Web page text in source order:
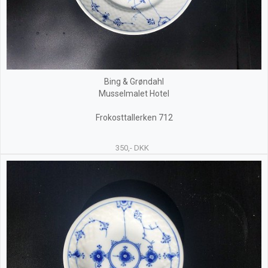
Bing & Grøndahl
Musselmalet Hotel
Frokosttallerken 712
350,- DKK